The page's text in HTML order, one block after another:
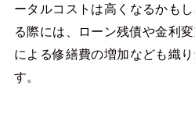
ータルコストは高くなるかも
る際には、ローン残債や金利
による修繕費の増加なども織
す。